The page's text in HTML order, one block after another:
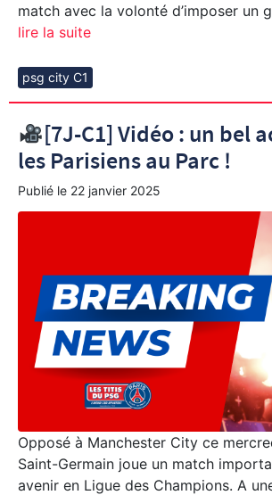
match avec la volonté d’imposer un
lire la suite
psg city C1
[7J-C1] Vidéo : un bel
les Parisiens au Parc !
Publié le 22 janvier 2025
Opposé à Manchester City ce
Saint-Germain joue un match
avenir en Ligue des Champions. A